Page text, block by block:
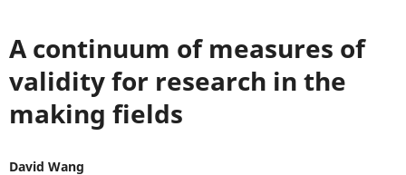
A continuum of measures of
validity for research in the
making fields
David Wang